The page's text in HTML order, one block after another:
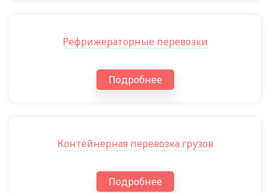
Рефрижераторные перевозки
Подробнее
Контейнерная перевозка грузов
Подробнее